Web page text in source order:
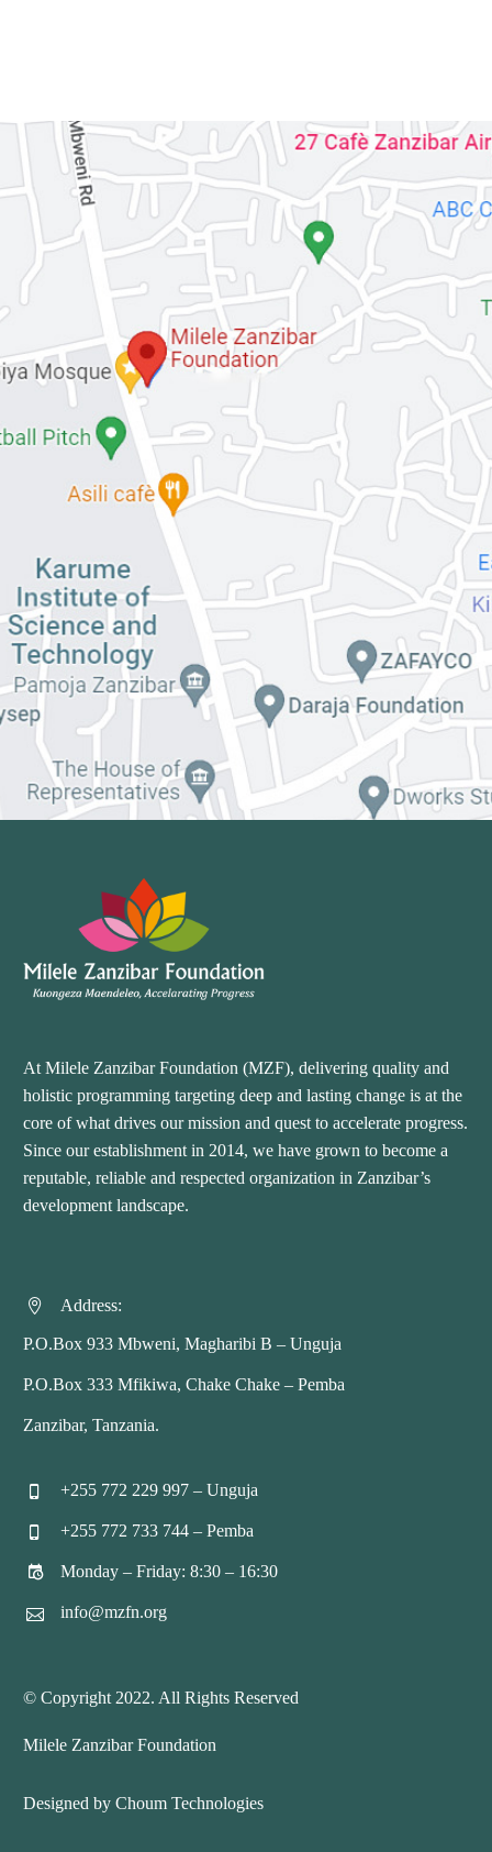
At Milele Zanzibar Foundation (MZF), delivering quality and
holistic programming targeting deep and lasting change is at the
core of what drives our mission and quest to accelerate progress.
Since our establishment in 2014, we have grown to become a
reputable, reliable and respected organization in Zanzibar’s
development landscape.

 Address:
P.O.Box 933 Mbweni, Magharibi B – Unguja
P.O.Box 333 Mfikiwa, Chake Chake – Pemba
Zanzibar, Tanzania.

 +255 772 229 997 – Unguja

 +255 772 733 744 – Pemba

 Monday – Friday: 8:30 – 16:30

 info@mzfn.org
© Copyright 2022. All Rights Reserved
Milele Zanzibar Foundation
Designed by Choum Technologies